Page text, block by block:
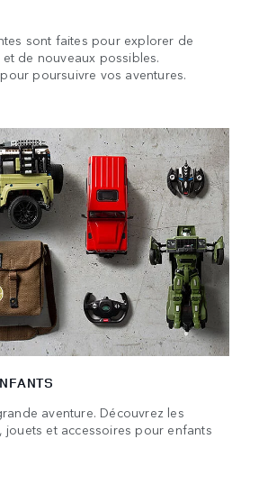
sont faites pour explorer de
de nouveaux possibles.
poursuivre vos aventures.
aventure. Découvrez les
jouets et accessoires pour enfants